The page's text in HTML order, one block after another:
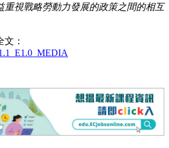
重視戰略勞動力發展的政策之間的相互
：